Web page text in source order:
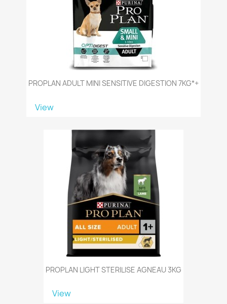
PROPLAN ADULT MINI SENSITIVE DIGESTION 7KG*+
View
PROPLAN LIGHT STERILISE AGNEAU 3KG
View